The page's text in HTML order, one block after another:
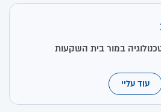
במור בית השקעות
עוד עליי